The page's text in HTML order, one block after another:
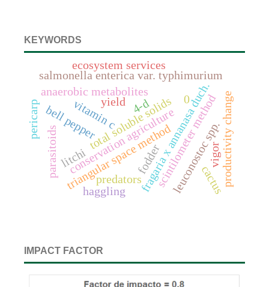
KEYWORDS
fragaria x annanasa duch.
anaerobic metabolites
total soluble solids
vitamin c
conservation agriculture
bell pepper scintilometer method
triangular space methodleuconostoc spp.
salmonella enterica var. typhimurium
predators
parasitoids
ecosystem services
productivity change
litchi
pericarp
vigor
cactus
0
4-d
fodder
yield
haggling
IMPACT FACTOR